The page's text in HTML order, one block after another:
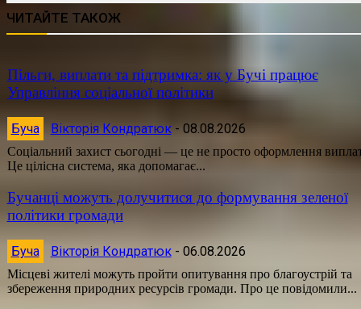
ЧИТАЙТЕ ТАКОЖ
Пільги, виплати та підтримка: як у Бучі працює
Управління соціальної політики
Буча Вікторія Кондратюк - 08.08.2026
Соціальний захист сьогодні — це не просто оформлення
Це цілісна система, яка допомагає...
Бучанці можуть долучитися до формування зеленої
політики громади
Буча Вікторія Кондратюк - 06.08.2026
Місцеві жителі можуть пройти опитування про благоустрій та
збереження природних ресурсів громади. Про це повідомили...